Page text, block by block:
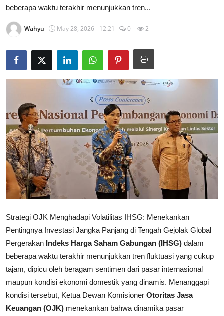
Kripto
Obligasi & Reksadana
Rekomendasi
beberapa waktu terakhir menunjukkan tren...
Wahyu May 28, 2026 - 12:21 0 2
Strategi OJK Menghadapi Volatilitas IHSG: Menekankan
Pentingnya Investasi Jangka Panjang di Tengah Gejolak Global
Pergerakan Indeks Harga Saham Gabungan (IHSG) dalam
beberapa waktu terakhir menunjukkan tren fluktuasi yang cukup
tajam, dipicu oleh beragam sentimen dari pasar internasional
maupun kondisi ekonomi domestik yang dinamis. Menanggapi
kondisi tersebut, Ketua Dewan Komisioner Otoritas Jasa
Keuangan (OJK) menekankan bahwa dinamika pasar